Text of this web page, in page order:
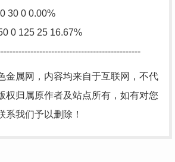
30 0 0.00%
0 125 25 16.67%
金属网，内容均来自于互联网，不代
权归属原作者及站点所有，如有对您
系我们予以删除！